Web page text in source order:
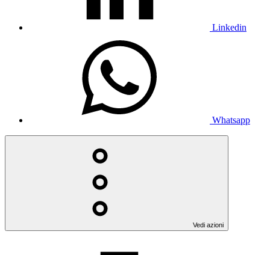
Linkedin
Whatsapp
Vedi azioni